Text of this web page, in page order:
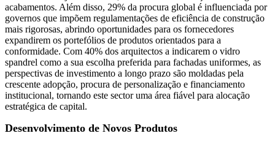
acabamentos. Além disso, 29% da procura global é influenciada por
governos que impõem regulamentações de eficiência de construção
mais rigorosas, abrindo oportunidades para os fornecedores
expandirem os portefólios de produtos orientados para a
conformidade. Com 40% dos arquitectos a indicarem o vidro
spandrel como a sua escolha preferida para fachadas uniformes, as
perspectivas de investimento a longo prazo são moldadas pela
crescente adopção, procura de personalização e financiamento
institucional, tornando este sector uma área fiável para alocação
estratégica de capital.
Desenvolvimento de Novos Produtos